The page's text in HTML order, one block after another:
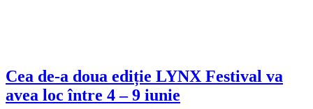
Cea de-a doua ediție LYNX Festival va
avea loc între 4 – 9 iunie